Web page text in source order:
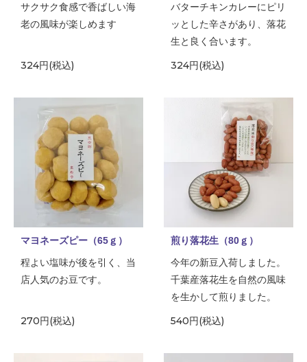
サクサク食感で香ばしい海
老の風味が楽しめます
324円(税込)
バターチキンカレーにピリ
ッとした辛さがあり、落花
生と良く合います。
324円(税込)
マヨネーズピー（65ｇ）
程よい塩味が後を引く、当
店人気のお豆です。
270円(税込)
煎り落花生（80ｇ）
今年の新豆入荷しました。
千葉産落花生を自然の風味
を生かして煎りました。
540円(税込)